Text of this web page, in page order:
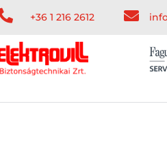
+36 1 216 2612 